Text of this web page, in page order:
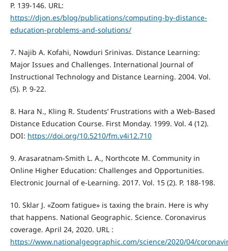
P. 139-146. URL:
https://djon.es/blog/publications/computing-by-distance-
education-problems-and-solutions/
7. Najib A. Kofahi, Nowduri Srinivas. Distance Learning:
Major Issues and Challenges. International Journal of
Instructional Technology and Distance Learning. 2004. Vol.
(5). P. 9-22.
8. Hara N., Kling R. Students’ Frustrations with a Web-Based
Distance Education Course. First Monday. 1999. Vol. 4 (12).
DOI: https://doi.org/10.5210/fm.v4i12.710
9. Arasaratnam-Smith L. A., Northcote M. Community in
Online Higher Education: Challenges and Opportunities.
Electronic Journal of e-Learning. 2017. Vol. 15 (2). P. 188-198.
10. Sklar J. «Zoom fatigue» is taxing the brain. Here is why
that happens. National Geographic. Science. Coronavirus
coverage. April 24, 2020. URL :
https://www.nationalgeographic.com/science/2020/04/